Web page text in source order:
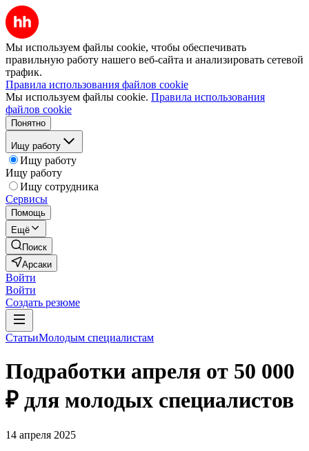
Мы используем файлы cookie, чтобы обеспечивать
правильную работу нашего веб-сайта и анализировать сетевой
трафик.
Правила использования файлов cookie
Мы используем файлы cookie. Правила использования
файлов cookie
Понятно
Ищу работу
Ищу работу
Ищу работу
Ищу сотрудника
Сервисы
Помощь
Ещё
Поиск
Арсаки
Войти
Войти
Создать резюме
СтатьиМолодым специалистам
Подработки апреля от 50 000
₽ для молодых специалистов
14 апреля 2025